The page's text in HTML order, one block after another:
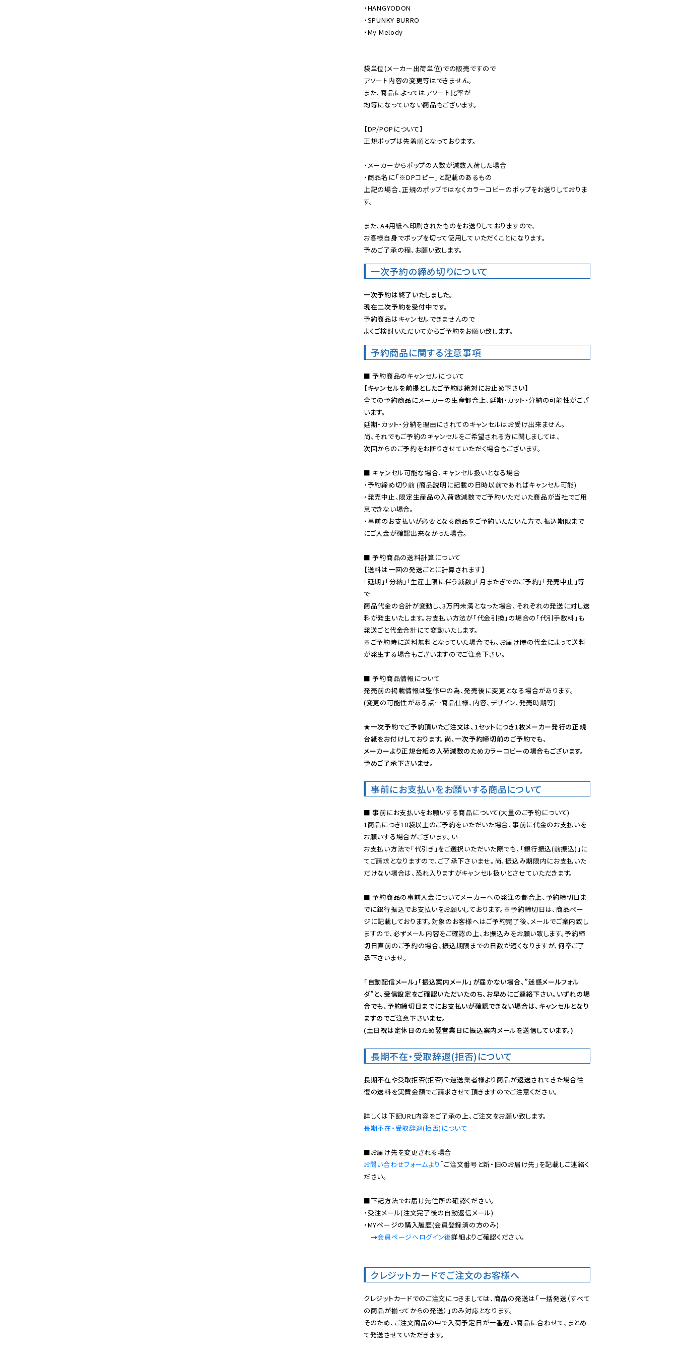
・HANGYODON
・SPUNKY BURRO
・My Melody
袋単位(メーカー出荷単位)での販売ですので
アソート内容の変更等はできません。
また、商品によってはアソート比率が
均等になっていない商品もございます。
【DP/POPについて】
正規ポップは先着順となっております。
・メーカーからポップの入数が減数入荷した場合
・商品名に「※DPコピー」と記載のあるもの
上記の場合、正規のポップではなくカラーコピーのポップをお送りしておりま
す。
また、A4用紙へ印刷されたものをお送りしておりますので、
お客様自身でポップを切って使用していただくことになります。
予めご了承の程、お願い致します。
一次予約の締め切りについて
一次予約は終了いたしました。
現在二次予約を受付中です。
予約商品はキャンセルできませんので
よくご検討いただいてからご予約をお願い致します。
予約商品に関する注意事項
【キャンセルを前提としたご予約は絶対にお止め下さい】
全ての予約商品にメーカーの生産都合上、延期・カット・分納の可能性がござ
います。
延期・カット・分納を理由にされてのキャンセルはお受け出来ません。
尚、それでもご予約のキャンセルをご希望される方に関しましては、
次回からのご予約をお断りさせていただく場合もございます。
■ キャンセル可能な場合、キャンセル扱いとなる場合
・予約締め切り前 (商品説明に記載の日時以前であればキャンセル可能)
・発売中止、限定生産品の入荷数減数でご予約いただいた商品が当社でご用
意できない場合。
・事前のお支払いが必要となる商品をご予約いただいた方で、振込期限まで
にご入金が確認出来なかった場合。
■ 予約商品の送料計算について
【送料は一回の発送ごとに計算されます】
「延期」「分納」「生産上限に伴う減数」「月またぎでのご予約」「発売中止」等
で
商品代金の合計が変動し、3万円未満となった場合、それぞれの発送に対し送
料が発生いたします。お支払い方法が「代金引換」の場合の「代引手数料」も
※ご予約時に送料無料となっていた場合でも、お届け時の代金によって送料
が発生する場合もございますのでご注意下さい。
■ 予約商品情報について
発売前の掲載情報は監修中の為、発売後に変更となる場合があります。
(変更の可能性がある点…商品仕様、内容、デザイン、発売時期等)
★一次予約でご予約頂いたご注文は、1セットにつき1枚メーカー発行の正規
台紙をお付けしております。尚、一次予約締切前のご予約でも、
メーカーより正規台紙の入荷減数のためカラーコピーの場合もございます。
予めご了承下さいませ。
事前にお支払いをお願いする商品について
■ 事前にお支払いをお願いする商品について(大量のご予約について)
1商品につき10袋以上のご予約をいただいた場合、事前に代金のお支払いを
お願いする場合がございます。い
お支払い方法で「代引き」をご選択いただいた際でも、「銀行振込(前振込)」に
てご請求となりますので、ご了承下さいませ。尚、振込み期限内にお支払いた
だけない場合は、恐れ入りますがキャンセル扱いとさせていただきます。
■ 予約商品の事前入金についてメーカーへの発注の都合上、予約締切日ま
でに銀行振込でお支払いをお願いしております。※予約締切日は、商品ペー
ジに記載しております。対象のお客様へはご予約完了後、メールでご案内致し
ますので、必ずメール内容をご確認の上、お振込みをお願い致します。予約締
切日直前のご予約の場合、振込期限までの日数が短くなりますが、何卒ご了
承下さいませ。
「自動配信メール」「振込案内メール」が届かない場合、”迷惑メールフォル
ダ”と、受信設定をご確認いただいたのち、お早めにご連絡下さい。いずれの場
合でも、予約締切日までにお支払いが確認できない場合は、キャンセルとなり
ますのでご注意下さいませ。
(土日祝は定休日のため翌営業日に振込案内メールを送信しています。)
長期不在・受取辞退(拒否)について
長期不在や受取拒否(拒否)で運送業者様より商品が返送されてきた場合往
復の送料を実費金額でご請求させて頂きますのでご注意ください。
長期不在・受取辞退(拒否)について
お問い合わせフォームより 「ご注文番号と新・旧のお届け先」を記載しご連絡く
ださい。
■下記方法でお届け先住所の確認ください。
・受注メール(注文完了後の自動返信メール)
・MYページの購入履歴(会員登録済の方のみ)
→会員ページへログイン後詳細よりご確認ください。
クレジットカードでご注文のお客様へ
クレジットカードでのご注文につきましては、商品の発送は「一括発送（すべて
の商品が揃ってからの発送）」のみ対応となります。
そのため、ご注文商品の中で入荷予定日が一番遅い商品に合わせて、まとめ
て発送させていただきます。